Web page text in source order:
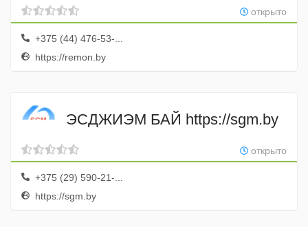
открыто
+375 (44) 476-53-...
https://remon.by
ЭСДЖИЭМ БАЙ https://sgm.by
открыто
+375 (29) 590-21-...
https://sgm.by